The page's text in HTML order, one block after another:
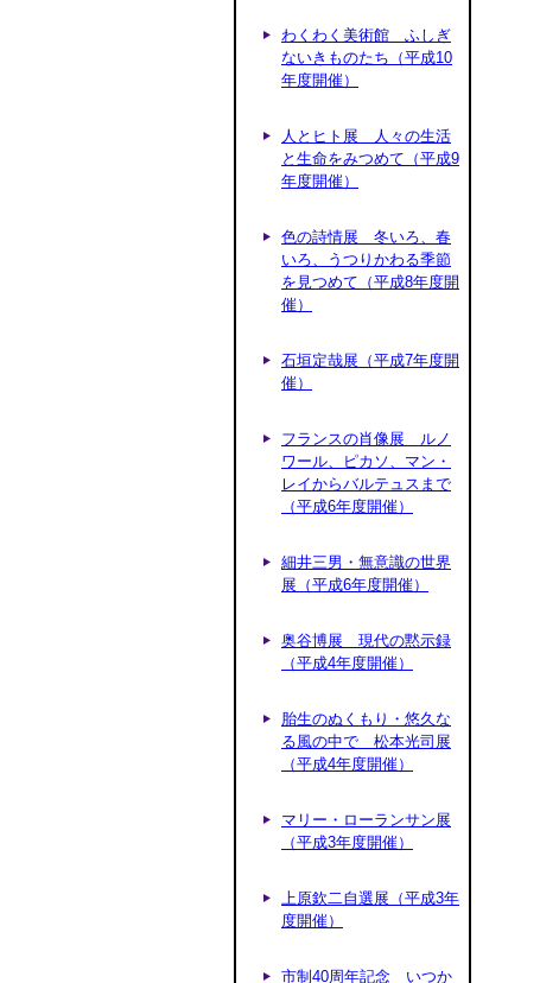
わくわく美術館 ふしぎ
ないきものたち（平成10
年度開催）
人とヒト展 人々の生活
と生命をみつめて（平成9
年度開催）
色の詩情展 冬いろ、春
いろ、うつりかわる季節
を見つめて（平成8年度開
催）
石垣定哉展（平成7年度開
催）
フランスの肖像展 ルノ
ワール、ピカソ、マン・
レイからバルテュスまで
（平成6年度開催）
細井三男・無意識の世界
展（平成6年度開催）
奥谷博展 現代の黙示録
（平成4年度開催）
胎生のぬくもり・悠久な
る風の中で 松本光司展
（平成4年度開催）
マリー・ローランサン展
（平成3年度開催）
上原欽二自選展（平成3年
度開催）
市制40周年記念 いつか